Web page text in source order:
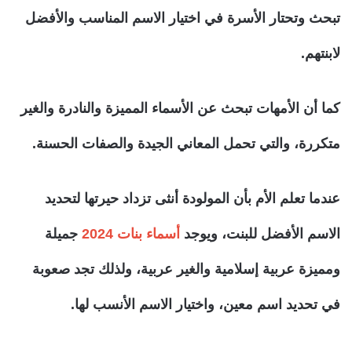
تبحث وتحتار الأسرة في اختيار الاسم المناسب والأفضل
لابنتهم.
كما أن الأمهات تبحث عن الأسماء المميزة والنادرة والغير
متكررة، والتي تحمل المعاني الجيدة والصفات الحسنة.
عندما تعلم الأم بأن المولودة أنثى تزداد حيرتها لتحديد
الاسم الأفضل للبنت، ويوجد أسماء بنات 2024 جميلة
ومميزة عربية إسلامية والغير عربية، ولذلك تجد صعوبة
في تحديد اسم معين، واختيار الاسم الأنسب لها.